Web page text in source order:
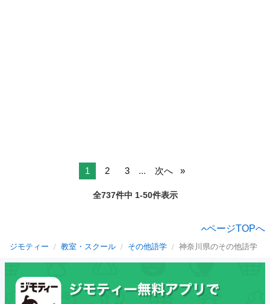
1 2 3 ... 次へ
全737件中 1-50件表示
ページTOPへ
ジモティー 教室・スクール その他語学 神奈川県のその他語学